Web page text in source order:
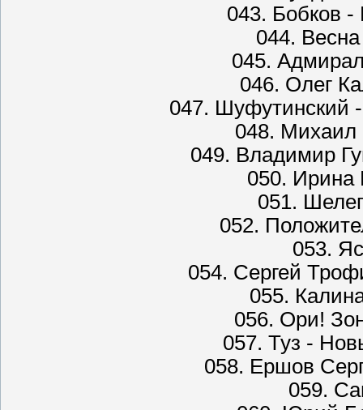
043. Бобков -
044.
045.
046. Олег
047. Шуфутинский
048. Михаил
049. Владимир
050. Ирина
051.
052.
053.
054. Сергей
055.
056. Ори!
057. Туз -
058. Ершов
059.